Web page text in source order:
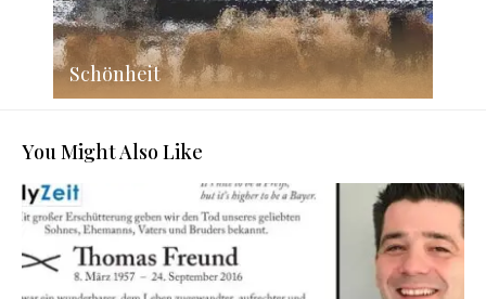
Schönheit
You Might Also Like